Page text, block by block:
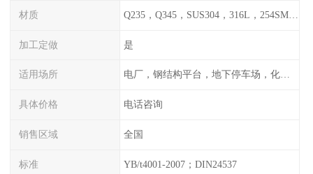
材质 Q235，Q345，SUS304，316L，254SMO，2205
加工定做 是
适用场所 电厂，钢结构平台，地下停车场，化工平台，港口码头
具体价格 电话咨询
销售区域 全国
标准 YB/t4001-2007；DIN24537